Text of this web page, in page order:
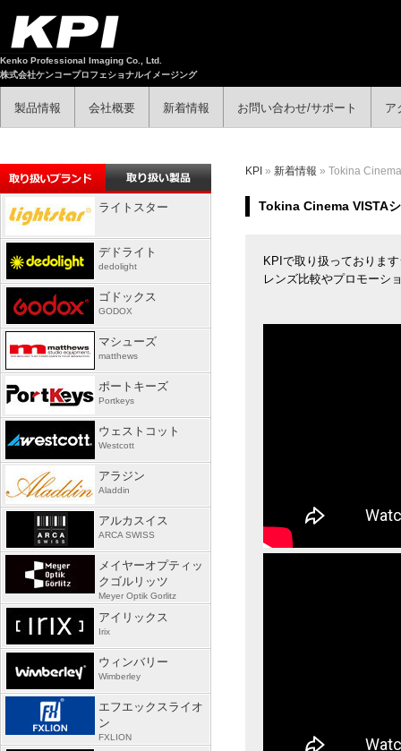
Kenko Professional Imaging Co., Ltd.
株式会社ケンコープロフェショナルイメージング
製品情報 会社概要 新着情報 お問い合わせ/サポート ア
KPI » 新着情報 » Tokina
Tokina Cinema VISTA
KPIで取り扱っておりま
レンズ比較やプロモーシ
ライトスター
デドライト
dedolight
ゴドックス
GODOX
マシューズ
matthews
ポートキーズ
Portkeys
ウェストコット
Westcott
アラジン
Aladdin
アルカスイス
ARCA SWISS
メイヤーオプティッ
クゴルリッツ
Meyer Optik Gorlitz
アイリックス
Irix
ウィンバリー
Wimberley
エフエックスライオ
ン
FXLION